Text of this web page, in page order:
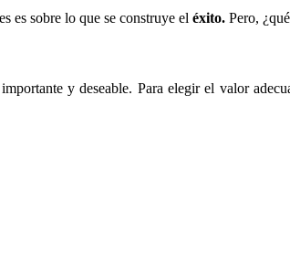
es sobre lo que se construye el éxito. Pero,
y deseable. Para elegir el valor